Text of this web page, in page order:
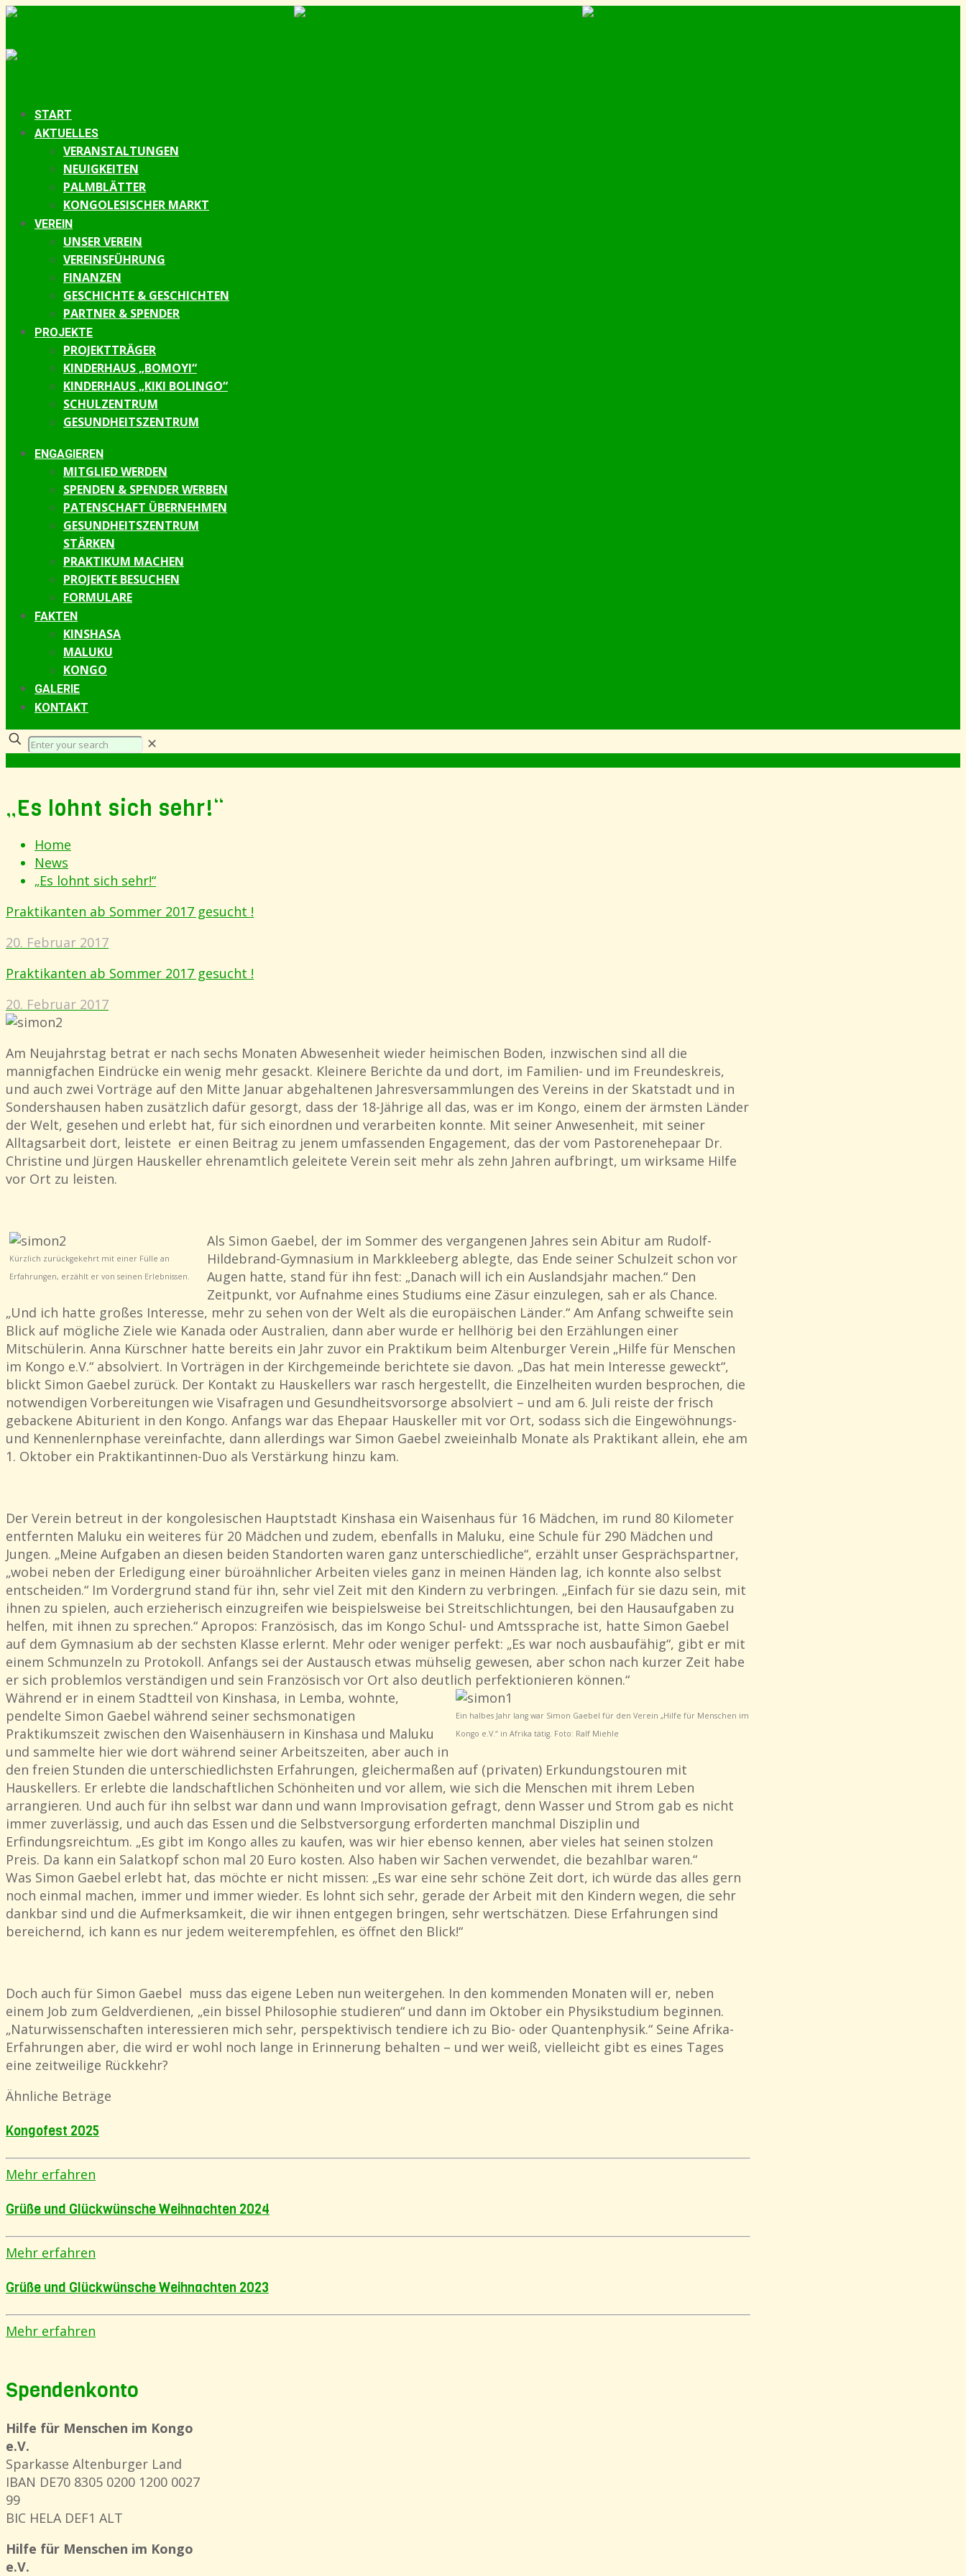
START
AKTUELLES
VERANSTALTUNGEN
NEUIGKEITEN
PALMBLÄTTER
KONGOLESISCHER MARKT
VEREIN
UNSER VEREIN
VEREINSFÜHRUNG
FINANZEN
GESCHICHTE & GESCHICHTEN
PARTNER & SPENDER
PROJEKTE
PROJEKTTRÄGER
KINDERHAUS „BOMOYI“
KINDERHAUS „KIKI BOLINGO“
SCHULZENTRUM
GESUNDHEITSZENTRUM
ENGAGIEREN
MITGLIED WERDEN
SPENDEN & SPENDER WERBEN
PATENSCHAFT ÜBERNEHMEN
GESUNDHEITSZENTRUM
STÄRKEN
PRAKTIKUM MACHEN
PROJEKTE BESUCHEN
FORMULARE
FAKTEN
KINSHASA
MALUKU
KONGO
GALERIE
KONTAKT
✕
„Es lohnt sich sehr!“
Home
News
„Es lohnt sich sehr!“
Praktikanten ab Sommer 2017 gesucht !
20. Februar 2017
Praktikanten ab Sommer 2017 gesucht !
20. Februar 2017
Am Neujahrstag betrat er nach sechs Monaten Abwesenheit wieder heimischen Boden, inzwischen sind all die
mannigfachen Eindrücke ein wenig mehr gesackt. Kleinere Berichte da und dort, im Familien- und im Freundeskreis,
und auch zwei Vorträge auf den Mitte Januar abgehaltenen Jahresversammlungen des Vereins in der Skatstadt und in
Sondershausen haben zusätzlich dafür gesorgt, dass der 18-Jährige all das, was er im Kongo, einem der ärmsten Länder
der Welt, gesehen und erlebt hat, für sich einordnen und verarbeiten konnte. Mit seiner Anwesenheit, mit seiner
Alltagsarbeit dort, leistete er einen Beitrag zu jenem umfassenden Engagement, das der vom Pastorenehepaar Dr.
Christine und Jürgen Hauskeller ehrenamtlich geleitete Verein seit mehr als zehn Jahren aufbringt, um wirksame Hilfe
vor Ort zu leisten.
Kürzlich zurückgekehrt mit einer Fülle an
Erfahrungen, erzählt er von seinen Erlebnissen.
Als Simon Gaebel, der im Sommer des vergangenen Jahres sein Abitur am Rudolf-
Hildebrand-Gymnasium in Markkleeberg ablegte, das Ende seiner Schulzeit schon vor
Augen hatte, stand für ihn fest: „Danach will ich ein Auslandsjahr machen.“ Den
Zeitpunkt, vor Aufnahme eines Studiums eine Zäsur einzulegen, sah er als Chance.
„Und ich hatte großes Interesse, mehr zu sehen von der Welt als die europäischen Länder.“ Am Anfang schweifte sein
Blick auf mögliche Ziele wie Kanada oder Australien, dann aber wurde er hellhörig bei den Erzählungen einer
Mitschülerin. Anna Kürschner hatte bereits ein Jahr zuvor ein Praktikum beim Altenburger Verein „Hilfe für Menschen
im Kongo e.V.“ absolviert. In Vorträgen in der Kirchgemeinde berichtete sie davon. „Das hat mein Interesse geweckt“,
blickt Simon Gaebel zurück. Der Kontakt zu Hauskellers war rasch hergestellt, die Einzelheiten wurden besprochen, die
notwendigen Vorbereitungen wie Visafragen und Gesundheitsvorsorge absolviert – und am 6. Juli reiste der frisch
gebackene Abiturient in den Kongo. Anfangs war das Ehepaar Hauskeller mit vor Ort, sodass sich die Eingewöhnungs-
und Kennenlernphase vereinfachte, dann allerdings war Simon Gaebel zweieinhalb Monate als Praktikant allein, ehe am
1. Oktober ein Praktikantinnen-Duo als Verstärkung hinzu kam.
Der Verein betreut in der kongolesischen Hauptstadt Kinshasa ein Waisenhaus für 16 Mädchen, im rund 80 Kilometer
entfernten Maluku ein weiteres für 20 Mädchen und zudem, ebenfalls in Maluku, eine Schule für 290 Mädchen und
Jungen. „Meine Aufgaben an diesen beiden Standorten waren ganz unterschiedliche“, erzählt unser Gesprächspartner,
„wobei neben der Erledigung einer büroähnlicher Arbeiten vieles ganz in meinen Händen lag, ich konnte also selbst
entscheiden.“ Im Vordergrund stand für ihn, sehr viel Zeit mit den Kindern zu verbringen. „Einfach für sie dazu sein, mit
ihnen zu spielen, auch erzieherisch einzugreifen wie beispielsweise bei Streitschlichtungen, bei den Hausaufgaben zu
helfen, mit ihnen zu sprechen.“ Apropos: Französisch, das im Kongo Schul- und Amtssprache ist, hatte Simon Gaebel
auf dem Gymnasium ab der sechsten Klasse erlernt. Mehr oder weniger perfekt: „Es war noch ausbaufähig“, gibt er mit
einem Schmunzeln zu Protokoll. Anfangs sei der Austausch etwas mühselig gewesen, aber schon nach kurzer Zeit habe
er sich problemlos verständigen und sein Französisch vor Ort also deutlich perfektionieren können.“
Ein halbes Jahr lang war Simon Gaebel für den Verein „Hilfe für Menschen im
Kongo e.V.“ in Afrika tätig. Foto: Ralf Miehle
Während er in einem Stadtteil von Kinshasa, in Lemba, wohnte,
pendelte Simon Gaebel während seiner sechsmonatigen
Praktikumszeit zwischen den Waisenhäusern in Kinshasa und Maluku
und sammelte hier wie dort während seiner Arbeitszeiten, aber auch in
den freien Stunden die unterschiedlichsten Erfahrungen, gleichermaßen auf (privaten) Erkundungstouren mit
Hauskellers. Er erlebte die landschaftlichen Schönheiten und vor allem, wie sich die Menschen mit ihrem Leben
arrangieren. Und auch für ihn selbst war dann und wann Improvisation gefragt, denn Wasser und Strom gab es nicht
immer zuverlässig, und auch das Essen und die Selbstversorgung erforderten manchmal Disziplin und
Erfindungsreichtum. „Es gibt im Kongo alles zu kaufen, was wir hier ebenso kennen, aber vieles hat seinen stolzen
Preis. Da kann ein Salatkopf schon mal 20 Euro kosten. Also haben wir Sachen verwendet, die bezahlbar waren.“
Was Simon Gaebel erlebt hat, das möchte er nicht missen: „Es war eine sehr schöne Zeit dort, ich würde das alles gern
noch einmal machen, immer und immer wieder. Es lohnt sich sehr, gerade der Arbeit mit den Kindern wegen, die sehr
dankbar sind und die Aufmerksamkeit, die wir ihnen entgegen bringen, sehr wertschätzen. Diese Erfahrungen sind
bereichernd, ich kann es nur jedem weiterempfehlen, es öffnet den Blick!“
Doch auch für Simon Gaebel muss das eigene Leben nun weitergehen. In den kommenden Monaten will er, neben
einem Job zum Geldverdienen, „ein bissel Philosophie studieren“ und dann im Oktober ein Physikstudium beginnen.
„Naturwissenschaften interessieren mich sehr, perspektivisch tendiere ich zu Bio- oder Quantenphysik.“ Seine Afrika-
Erfahrungen aber, die wird er wohl noch lange in Erinnerung behalten – und wer weiß, vielleicht gibt es eines Tages
eine zeitweilige Rückkehr?
Ähnliche Beträge
Kongofest 2025
Mehr erfahren
Grüße und Glückwünsche Weihnachten 2024
Mehr erfahren
Grüße und Glückwünsche Weihnachten 2023
Mehr erfahren
Spendenkonto
Hilfe für Menschen im Kongo
e.V.
Sparkasse Altenburger Land
IBAN DE70 8305 0200 1200 0027
99
BIC HELA DEF1 ALT
Hilfe für Menschen im Kongo
e.V.